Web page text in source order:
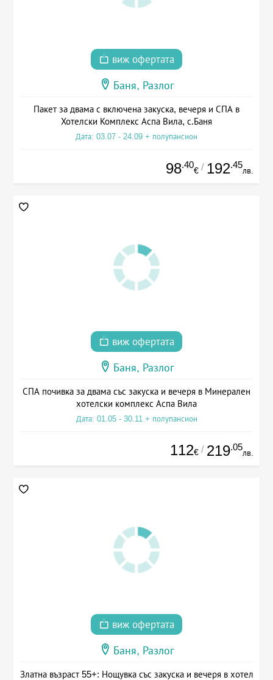
виж офертата
Баня, Разлог
Пакет за двама с включена закуска, вечеря и СПА в
Хотелски Комплекс Аспа Вила, с.Баня
Дата: 03.07 - 24.09 + полупансион
98.40
€ / 192.45
лв.
виж офертата
Баня, Разлог
СПА почивка за двама със закуска и вечеря в Минерален
хотелски комплекс Аспа Вила
Дата: 01.05 - 30.11 + полупансион
112€ / 219.05
лв.
виж офертата
Баня, Разлог
Златна възраст 55+: Нощувка със закуска и вечеря в хотел